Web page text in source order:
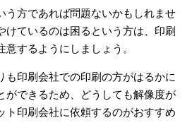
う方であれば問題ないかもしれませ
けているのは困るという方は、印刷
するようにしましょう。
も印刷会社での印刷の方がはるかに
ができるため、どうしても解像度が
ト印刷会社に依頼するのがおすすめ